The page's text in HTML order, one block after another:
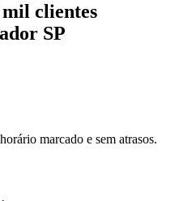
clientes
SP
marcado e sem atrasos.